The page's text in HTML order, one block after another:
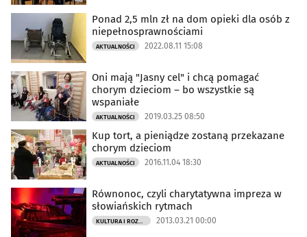
Ponad 2,5 mln zł na dom opieki dla osób z
niepełnosprawnościami
AKTUALNOŚCI 2022.08.11 15:08
Oni mają "Jasny cel" i chcą pomagać
chorym dzieciom – bo wszystkie są
wspaniałe
AKTUALNOŚCI 2019.03.25 08:50
Kup tort, a pieniądze zostaną przekazane
chorym dzieciom
AKTUALNOŚCI 2016.11.04 18:30
Równonoc, czyli charytatywna impreza w
słowiańskich rytmach
KULTURA I ROZRYWKA 2013.03.21 00:00